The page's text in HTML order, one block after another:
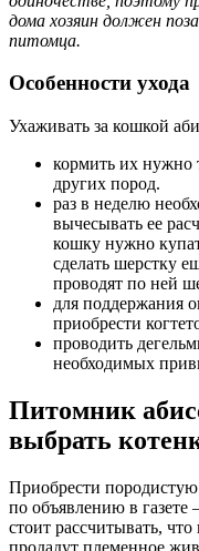
дома хозяин должен
питомца.
Особенности ухода
Ухаживать за кошкой
кормить их нужно
других пород.
раз в неделю
вычесывать ее
кошку нужно
сделать шерстку
проводят по ней
для поддержания
приобрести
проводить
необходимых
Питомник
выбрать
Приобрести
по объявлению в газете
стоит рассчитывать,
продадут племенное